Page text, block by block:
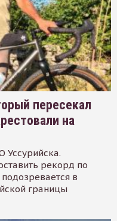
пересекал
на
Уссурийска.
рекорд по
в
границы